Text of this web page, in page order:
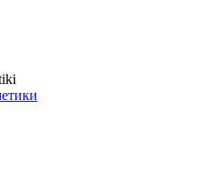
косметики